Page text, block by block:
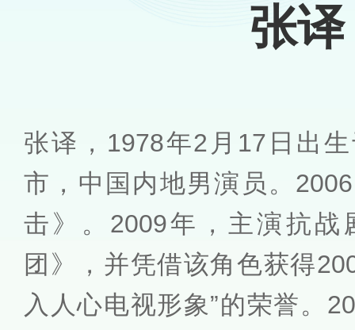
张译
张译，1978年2月17日出
市，中国内地男演员。
击》。2009年，主演抗战
团》，并凭借该角色获得
入人心电视形象”的荣誉。